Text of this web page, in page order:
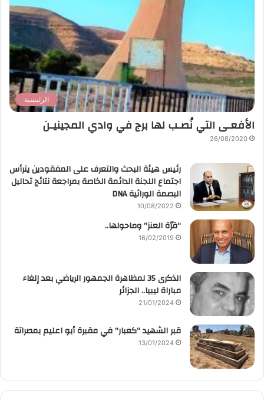
الرئيسية
الأفعـى التي نُصـب لها برج في وادي المجينيـن
26/08/2020
رئيس هيئة البحث والتعرف على المفقودين يترأس
اجتماع اللجنة الدائمة الخاصة بمراجعة نتائج تحاليل
البصمة الوراثية DNA
10/08/2022
“قرّة العنز” وماحولها..
16/02/2019
الذكرى 35 لمظاهرة الجمهور الرياضي بعد إلغاء
مباراة ليبيا.. الجزائر
21/01/2024
قبر الشهيد “كعبار” في مقبرة أبو اعليم بمصراتة
13/01/2024